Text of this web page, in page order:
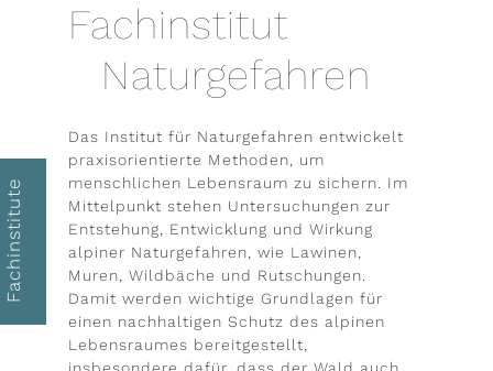
Fachinstitute
Fachinstitut
Naturgefahren
Das Institut für Naturgefahren entwickelt
praxisorientierte Methoden, um
menschlichen Lebensraum zu sichern. Im
Mittelpunkt stehen Untersuchungen zur
Entstehung, Entwicklung und Wirkung
alpiner Naturgefahren, wie Lawinen,
Muren, Wildbäche und Rutschungen.
Damit werden wichtige Grundlagen für
einen nachhaltigen Schutz des alpinen
Lebensraumes bereitgestellt,
insbesondere dafür, dass der Wald auch